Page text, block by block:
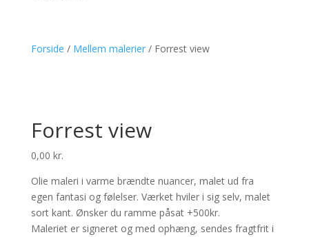
Forside / Mellem malerier/ Forrest view
Forrest view
0,00 kr.
Olie maleri i varme brændte nuancer, malet ud fra
egen fantasi og følelser. Værket hviler i sig selv, malet
sort kant. Ønsker du ramme påsat +500kr.
Maleriet er signeret og med ophæng, sendes fragtfrit i